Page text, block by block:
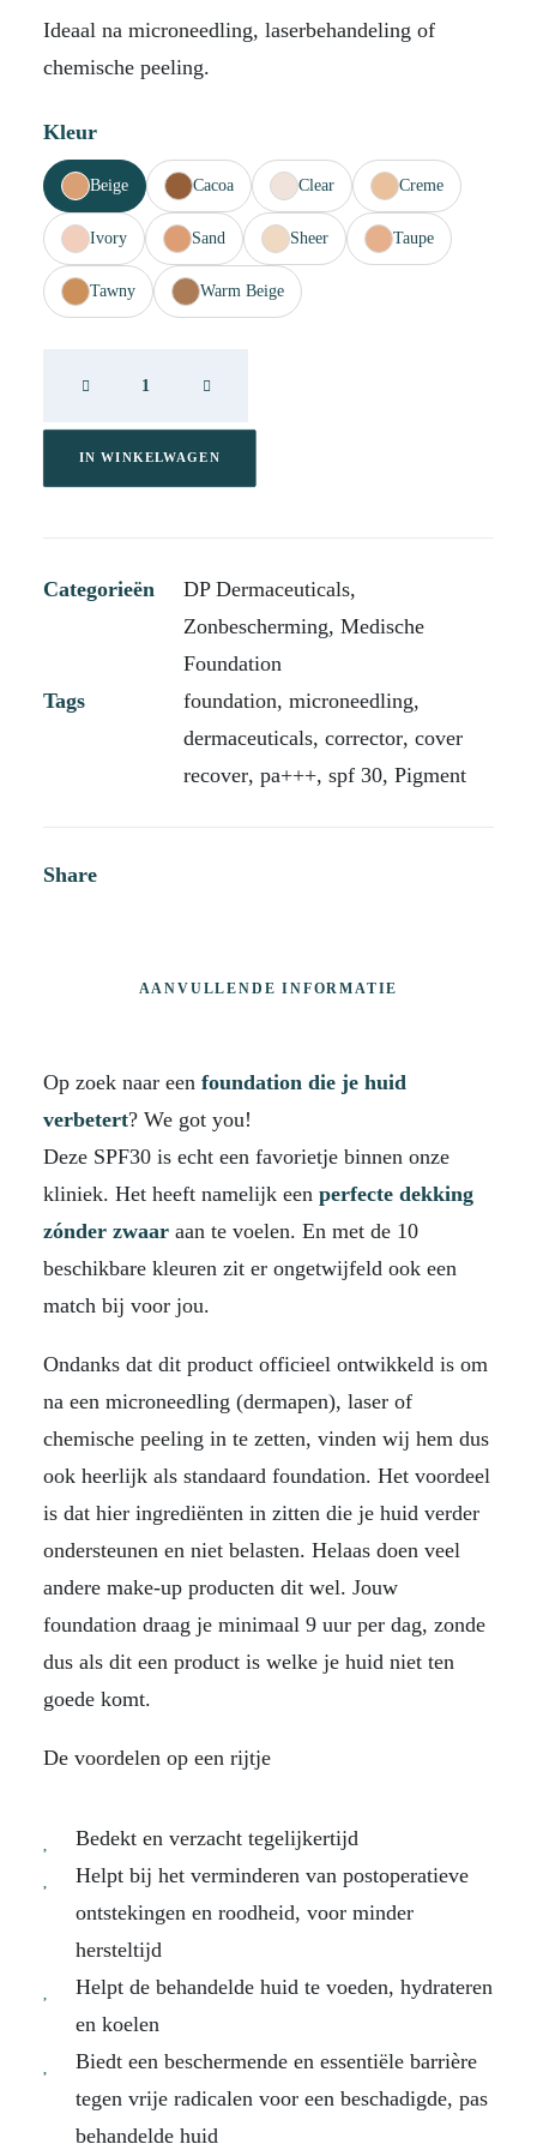
Ideaal na microneedling, laserbehandeling of
chemische peeling.
Kleur
Beige Cacoa Clear Creme
Ivory Sand Sheer Taupe
Tawny Warm Beige
Cover
BeigeIN WINKELWAGEN
Categorieën DP Dermaceuticals,
Zonbescherming, Medische
Foundation
Tags
foundation, microneedling,
dermaceuticals, corrector, cover
recover, pa+++, spf 30, Pigment
Share
AANVULLENDE INFORMATIE
Op zoek naar een foundation die je huid
verbetert? We got you!
Deze SPF30 is echt een favorietje binnen onze
kliniek. Het heeft namelijk een perfecte dekking
zónder zwaar aan te voelen. En met de 10
beschikbare kleuren zit er ongetwijfeld ook een
match bij voor jou.
Ondanks dat dit product officieel ontwikkeld is om
na een microneedling (dermapen), laser of
chemische peeling in te zetten, vinden wij hem dus
ook heerlijk als standaard foundation. Het voordeel
is dat hier ingrediënten in zitten die je huid verder
ondersteunen en niet belasten. Helaas doen veel
andere make-up producten dit wel. Jouw
foundation draag je minimaal 9 uur per dag, zonde
dus als dit een product is welke je huid niet ten
goede komt.
De voordelen op een rijtje
Bedekt en verzacht tegelijkertijd
Helpt bij het verminderen van postoperatieve
ontstekingen en roodheid, voor minder
hersteltijd
Helpt de behandelde huid te voeden, hydrateren
en koelen
Biedt een beschermende en essentiële barrière
tegen vrije radicalen voor een beschadigde, pas
behandelde huid